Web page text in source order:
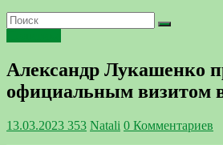
Александр Лукашенко
официальным визитом
13.03.2023 353 Natali 0 Комментариев